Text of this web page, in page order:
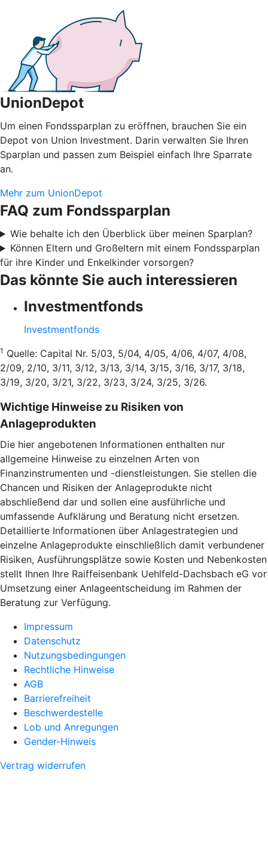
UnionDepot
Um einen Fondssparplan zu eröffnen, brauchen Sie ein
Depot von Union Investment. Darin verwalten Sie Ihren
Sparplan und passen zum Beispiel einfach Ihre Sparrate
an.
Mehr zum UnionDepot
FAQ zum Fondssparplan
Wie behalte ich den Überblick über meinen Sparplan?
Können Eltern und Großeltern mit einem Fondssparplan
für ihre Kinder und Enkelkinder vorsorgen?
Das könnte Sie auch interessieren
Investmentfonds
Investmentfonds
1 Quelle: Capital Nr. 5/03, 5/04, 4/05, 4/06, 4/07, 4/08,
2/09, 2/10, 3/11, 3/12, 3/13, 3/14, 3/15, 3/16, 3/17, 3/18,
3/19, 3/20, 3/21, 3/22, 3/23, 3/24, 3/25, 3/26.
Wichtige Hinweise zu Risiken von
Anlageprodukten
Die hier angebotenen Informationen enthalten nur
allgemeine Hinweise zu einzelnen Arten von
Finanzinstrumenten und -dienstleistungen. Sie stellen die
Chancen und Risiken der Anlageprodukte nicht
abschließend dar und sollen eine ausführliche und
umfassende Aufklärung und Beratung nicht ersetzen.
Detaillierte Informationen über Anlagestrategien und
einzelne Anlageprodukte einschließlich damit verbundener
Risiken, Ausführungsplätze sowie Kosten und Nebenkosten
stellt Ihnen Ihre Raiffeisenbank Uehlfeld-Dachsbach eG vor
Umsetzung einer Anlageentscheidung im Rahmen der
Beratung zur Verfügung.
Impressum
Datenschutz
Nutzungsbedingungen
Rechtliche Hinweise
AGB
Barrierefreiheit
Beschwerdestelle
Lob und Anregungen
Gender-Hinweis
Vertrag widerrufen